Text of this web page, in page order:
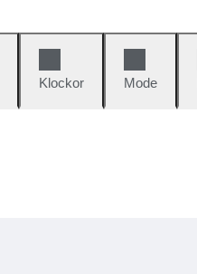
Klockor Mode